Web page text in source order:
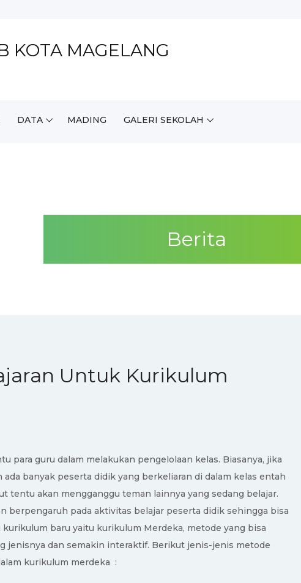
KOTA MAGELANG
DATA MADING GALERI SEKOLAH
Berita
Untuk Kurikulum
para guru dalam melakukan pengelolaan kelas. Biasanya, jika
banyak peserta didik yang berkeliaran di dalam kelas entah
tentu akan mengganggu teman lainnya yang sedang belajar.
berpengaruh pada aktivitas belajar peserta didik sehingga bisa
baru yaitu kurikulum Merdeka, metode yang bisa
jenisnya dan semakin interaktif. Berikut jenis-jenis metode
kurikulum merdeka :